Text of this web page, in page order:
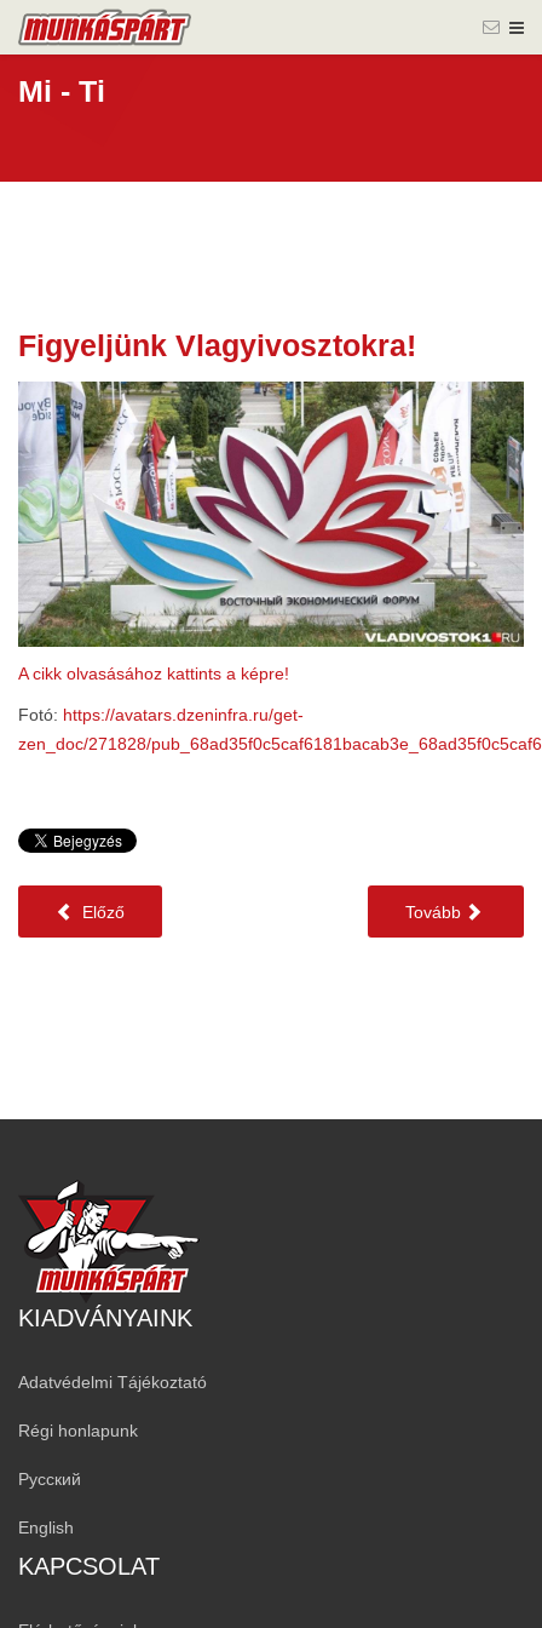
Mi - Ti
26 aug.
2025
Figyeljünk Vlagyivosztokra!
A cikk olvasásához kattints a képre!
Fotó: https://avatars.dzeninfra.ru/get-
zen_doc/271828/
Előző Tovább
KIADVÁNYAINK
Adatvédelmi Tájékoztató
Régi honlapunk
Русский
English
KAPCSOLAT